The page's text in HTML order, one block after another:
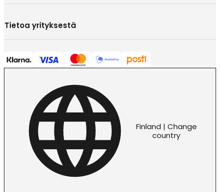
Tietoa yrityksestä
Finland | Change
country